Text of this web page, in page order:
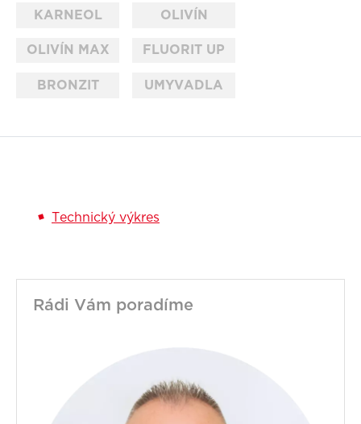
KARNEOL OLIVÍN
OLIVÍN MAX FLUORIT UP
BRONZIT UMYVADLA
Technický výkres
Rádi Vám poradíme